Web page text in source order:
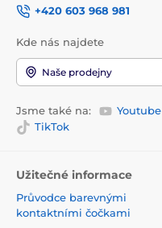
+420 603 968 981
Kde nás najdete
Naše prodejny
Jsme také na: Youtube
TikTok
Užitečné informace
Průvodce barevnými
kontaktními čočkami